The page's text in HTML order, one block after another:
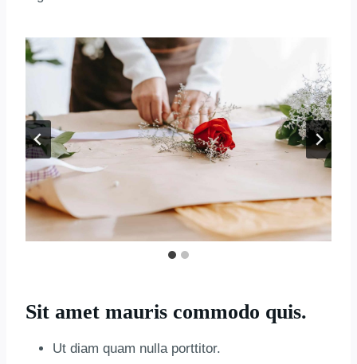
Sit amet mauris commodo quis.
Ut diam quam nulla porttitor.